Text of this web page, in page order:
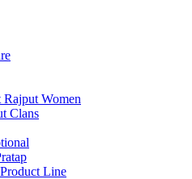
Rajput Women
Clans
Line